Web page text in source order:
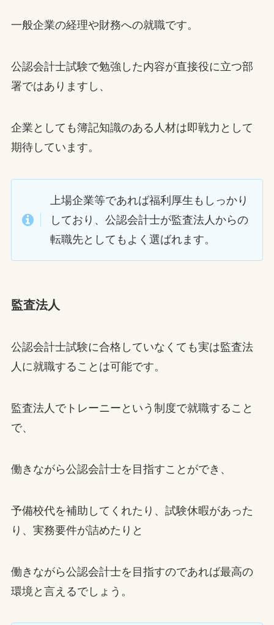
一般企業の経理や財務への就職です。
公認会計士試験で勉強した内容が直接役に立つ部
署ではありますし、
企業としても簿記知識のある人材は即戦力として
期待しています。
上場企業等であれば福利厚生もしっかり
しており、公認会計士が監査法人からの
転職先としてもよく選ばれます。
監査法人
公認会計士試験に合格していなくても実は監査法
人に就職することは可能です。
監査法人でトレーニーという制度で就職すること
で、
働きながら公認会計士を目指すことができ、
予備校代を補助してくれたり、試験休暇があった
り、実務要件が詰めたりと
働きながら公認会計士を目指すのであれば最高の
環境と言えるでしょう。